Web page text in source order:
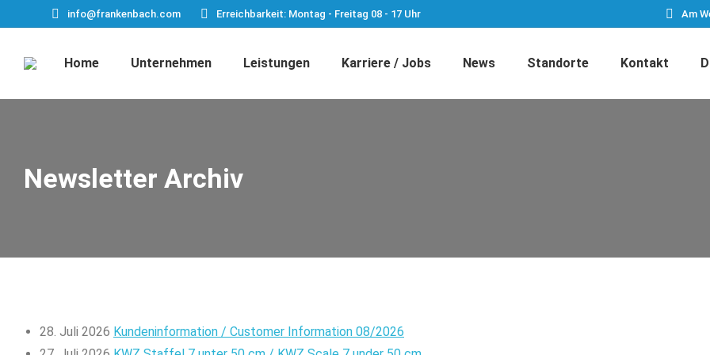
info@frankenbach.com Erreichbarkeit: Montag - Freitag 08 - 17 Uhr Am
Home Unternehmen Leistungen Karriere / Jobs News Standorte Kontakt
Newsletter Archiv
28. Juli 2026 Kundeninformation / Customer Information 08/2026